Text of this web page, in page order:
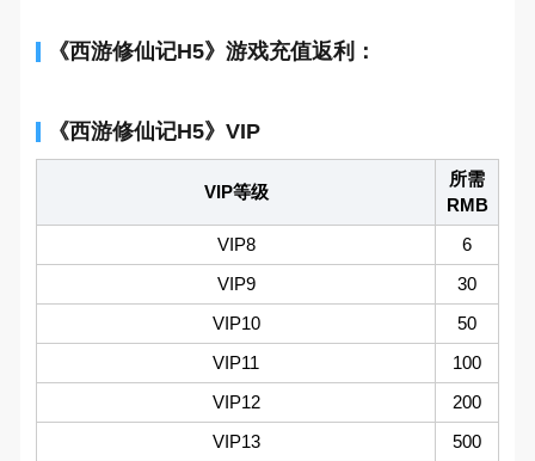
《西游修仙记H5》游戏充值返利：
《西游修仙记H5》VIP
VIP等级
所需
RMB
VIP8
6
VIP9
30
VIP10
50
VIP11
100
VIP12
200
VIP13
500